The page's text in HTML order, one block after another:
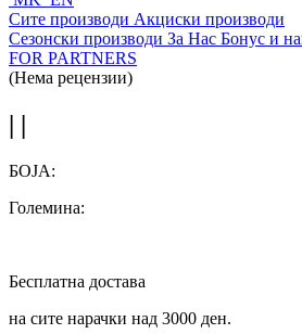
Сите производи Акциски производи
Сезонски производи За Нас Бонус и
FOR PARTNERS
(Нема рецензии)
БОЈА:
Големина:
Бесплатна достава
на сите нарачки над 3000 ден.